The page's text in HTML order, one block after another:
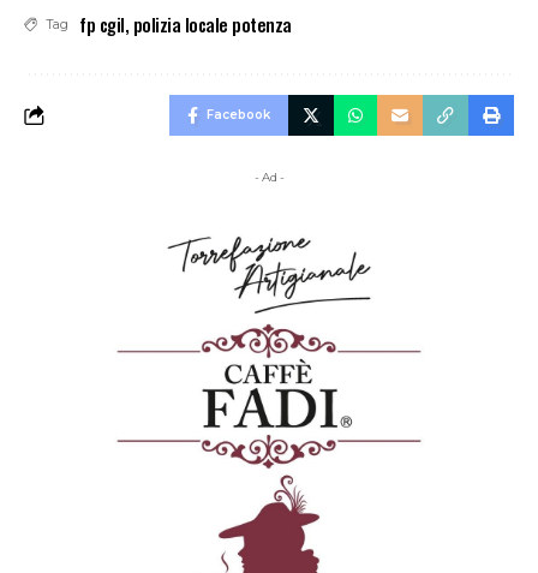
Tag fp cgil, polizia locale potenza
Facebook
- Ad -